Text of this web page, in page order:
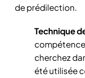
de prédilection.
Technique
cherchez
été utilisée